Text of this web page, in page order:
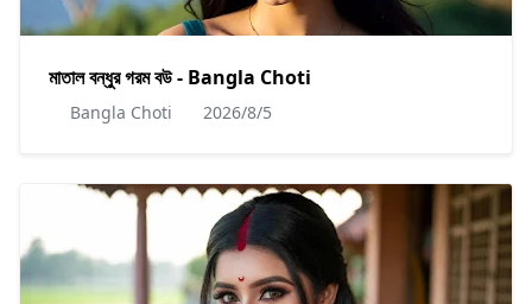
মাতাল বন্ধুর গরম বউ - Bangla Choti
Bangla Choti 2026/8/5